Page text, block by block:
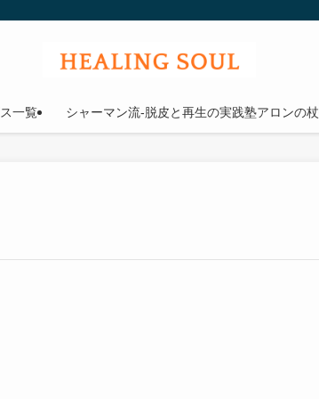
一覧 シャーマン流-脱皮と再生の実践塾アロンの杖